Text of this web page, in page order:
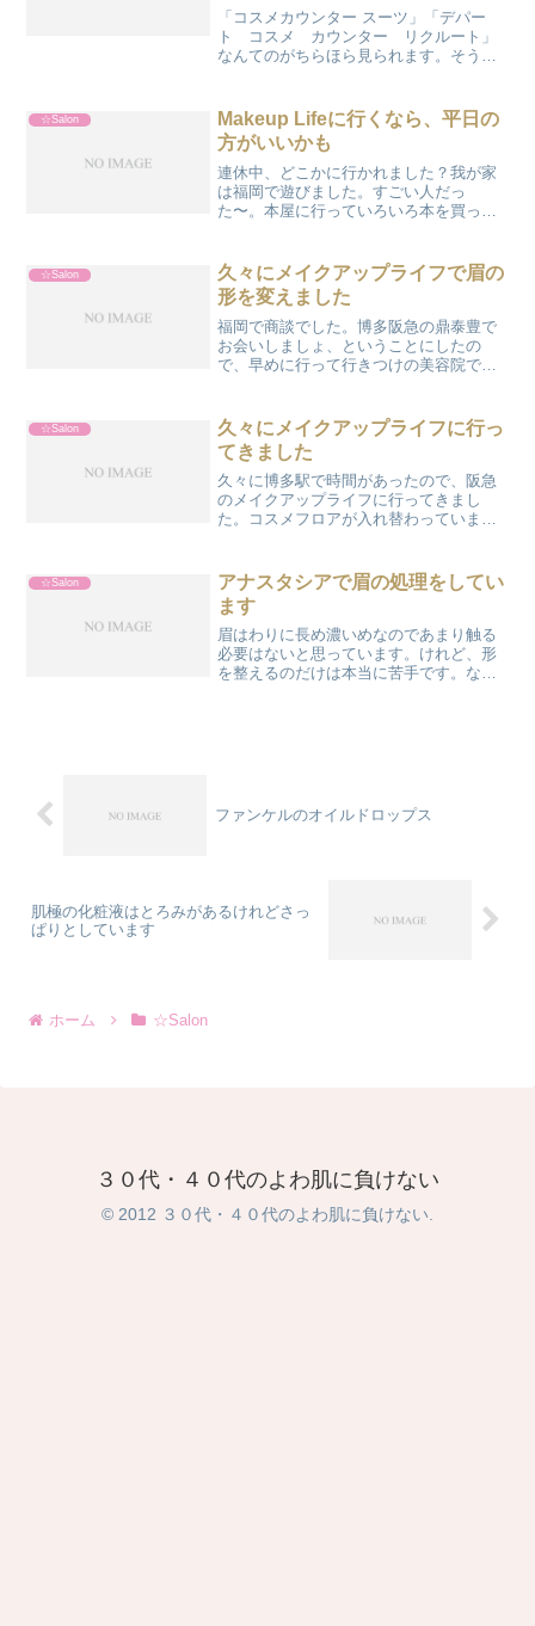
「コスメカウンター スーツ」「デパー
ト コスメ カウンター リクルート」
なんてのがちらほら見られます。そうか
始まって実質的に始まってるんじゃな
い？就職活動用のメイクでし...
☆Salon
Makeup Lifeに行くなら、平日の
方がいいかも
連休中、どこかに行かれました？我が家
は福岡で遊びました。すごい人だっ
た〜。本屋に行っていろいろ本を買った
ど、背表紙だけで本に呼ばれる感覚を覚
えて欲しくて、できる限り図書館...
☆Salon
久々にメイクアップライフで眉の
形を変えました
福岡で商談でした。博多阪急の鼎泰豊で
お会いしましょ、ということにしたの
で、早めに行って行きつけの美容院で髪
ました。いつもは王道美人眉にしていた
のですが、最近はストレート...
☆Salon
久々にメイクアップライフに行っ
てきました
久々に博多駅で時間があったので、阪急
のメイクアップライフに行ってきまし
た。コスメフロアが入れ替わっています
ですが、相変わらず安くて綺麗にしてい
ただけます。満足。それと、...
☆Salon
アナスタシアで眉の処理をしてい
ます
眉はわりに長め濃いめなのであまり触る
必要はないと思っています。けれど、形
を整えるのだけは本当に苦手です。なの
ファンケルのオイルドロップス
肌極の化粧液はとろみがあるけれどさっ
ぱりとしています
ホーム ☆Salon
３０代・４０代のよわ肌に負けない
© 2012 ３０代・４０代のよわ肌に負けない.